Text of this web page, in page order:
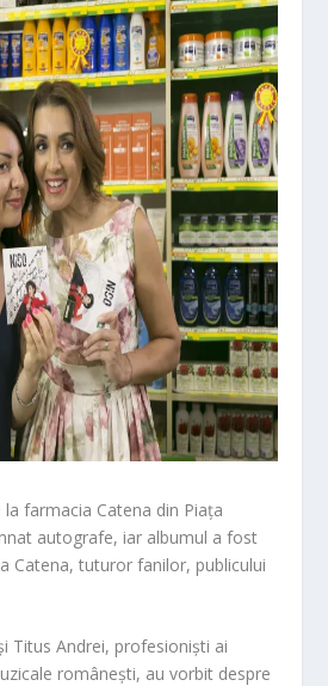
la farmacia Catena din Piața
autografe, iar albumul a fost
Catena, tuturor fanilor, publicului
Titus Andrei, profesioniști ai
românești, au vorbit despre